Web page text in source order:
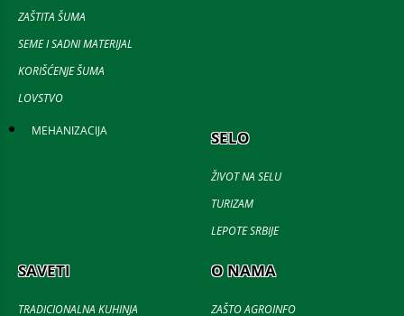
ZAŠTITA ŠUMA
SEME I SADNI MATERIJAL
KORIŠĆENJE ŠUMA
LOVSTVO
MEHANIZACIJA SELO
ŽIVOT NA SELU
TURIZAM
LEPOTE SRBIJE
SAVETI
TRADICIONALNA KUHINJA
O NAMA
ZAŠTO AGROINFO